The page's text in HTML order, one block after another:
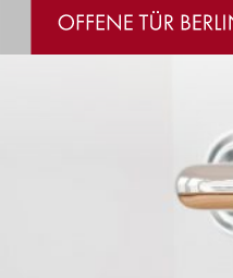
Offene Sprechstunde
Einzel- & Lebensberatung